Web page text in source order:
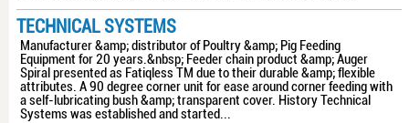
TECHNICAL SYSTEMS
Manufacturer &amp; distributor of Poultry &amp; Pig Feeding
Equipment for 20 years.&nbsp; Feeder chain product &amp; Auger
Spiral presented as Fatiqless TM due to their durable &amp; flexible
attributes. A 90 degree corner unit for ease around corner feeding with
a self-lubricating bush &amp; transparent cover. History Technical
Systems was established and started...